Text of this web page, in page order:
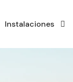
Instalaciones